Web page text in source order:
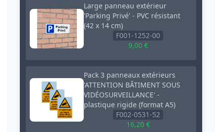
Large panneau extérieur
'Parking Privé' - PVC résistant
(42 x 14 cm)
F001-1252-00
9,00 €
Pack 3 panneaux extérieurs
'ATTENTION BÂTIMENT SOUS
VIDÉOSURVEILLANCE' -
plastique rigide (format A5)
F002-0531-52
16,20 €